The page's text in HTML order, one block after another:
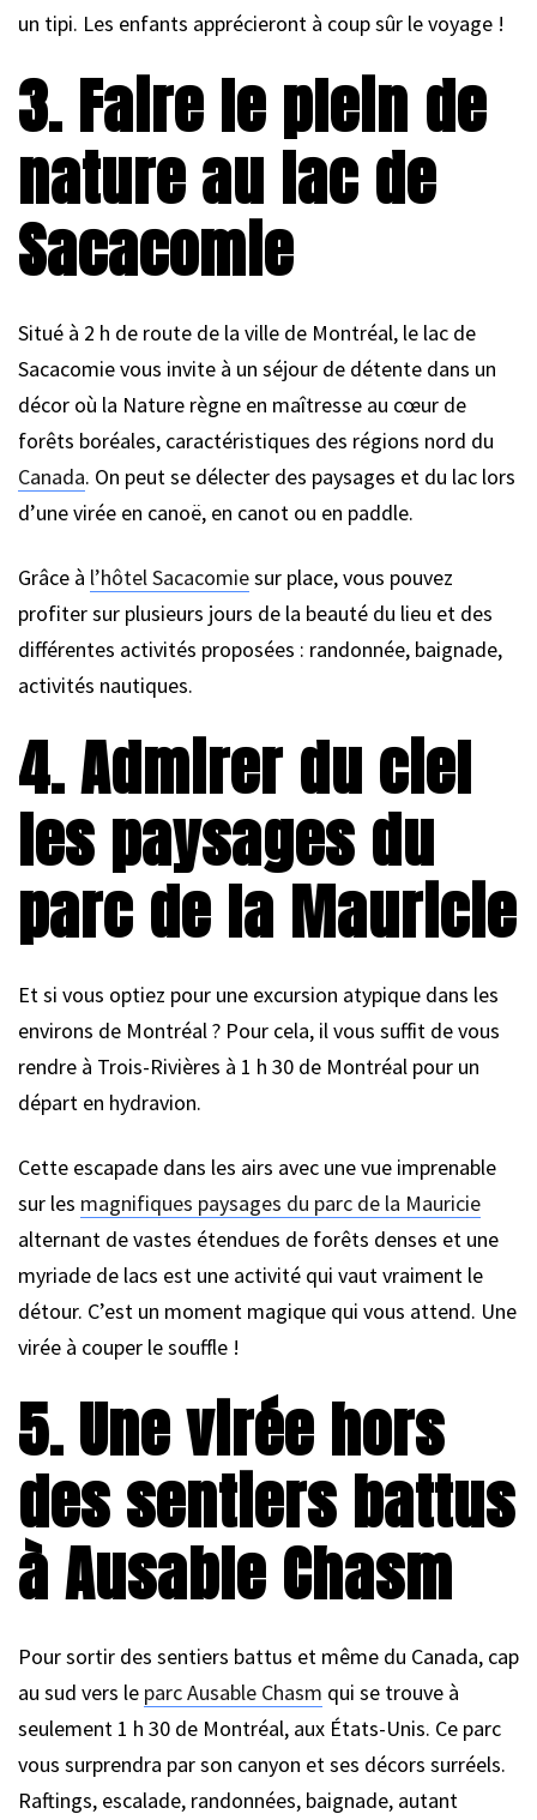
un tipi. Les enfants apprécieront à coup sûr le voyage !
3. Faire le plein de
nature au lac de
Sacacomie
Situé à 2 h de route de la ville de Montréal, le lac de
Sacacomie vous invite à un séjour de détente dans un
décor où la Nature règne en maîtresse au cœur de
forêts boréales, caractéristiques des régions nord du
Canada. On peut se délecter des paysages et du lac lors
d’une virée en canoë, en canot ou en paddle.
Grâce à l’hôtel Sacacomiesur place, vous pouvez
profiter sur plusieurs jours de la beauté du lieu et des
différentes activités proposées : randonnée, baignade,
activités nautiques.
4. Admirer du ciel
les paysages du
parc de la Mauricie
Et si vous optiez pour une excursion atypique dans les
environs de Montréal ? Pour cela, il vous suffit de vous
rendre à Trois-Rivières à 1 h 30 de Montréal pour un
départ en hydravion.
Cette escapade dans les airs avec une vue imprenable
sur les magnifiques paysages du parc de la Mauricie
alternant de vastes étendues de forêts denses et une
myriade de lacs est une activité qui vaut vraiment le
détour. C’est un moment magique qui vous attend. Une
virée à couper le souffle !
5. Une virée hors
des sentiers battus
à Ausable Chasm
Pour sortir des sentiers battus et même du Canada, cap
au sud vers le parc Ausable Chasm qui se trouve à
seulement 1 h 30 de Montréal, aux États-Unis. Ce parc
vous surprendra par son canyon et ses décors surréels.
Raftings, escalade, randonnées, baignade, autant